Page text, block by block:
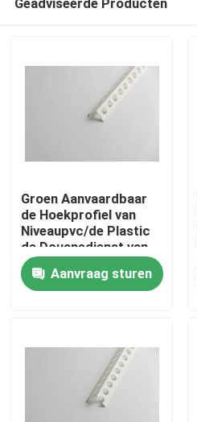
Thuis
Groen Aanvaardbaar
de Hoekprofiel van
Niveaupvc/de Plastic
de Douanedienst van
de Hoekversiering
Aanvraag sturen